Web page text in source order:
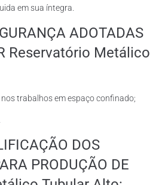
em sua íntegra.
ADOTADAS
Reservatório Metálico
trabalhos em espaço confinado;
DOS
PRODUÇÃO DE